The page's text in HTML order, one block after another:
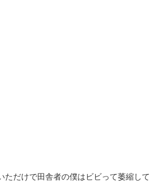
ただけで田舎者の僕はビビって萎縮して